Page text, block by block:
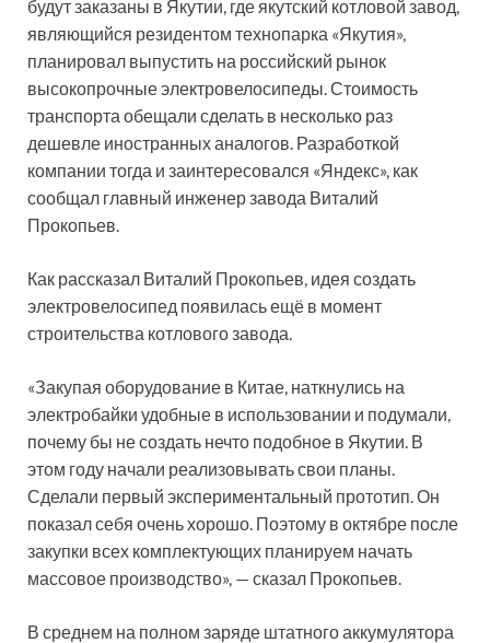
будут заказаны в Якутии, где якутский котловой завод,
являющийся резидентом технопарка «Якутия»,
планировал выпустить на российский рынок
высокопрочные электровелосипеды. Стоимость
транспорта обещали сделать в несколько раз
дешевле иностранных аналогов. Разработкой
компании тогда и заинтересовался «Яндекс», как
сообщал главный инженер завода Виталий
Прокопьев.
Как рассказал Виталий Прокопьев, идея создать
электровелосипед появилась ещё в момент
строительства котлового завода.
«Закупая оборудование в Китае, наткнулись на
электробайки удобные в использовании и подумали,
почему бы не создать нечто подобное в Якутии. В
этом году начали реализовывать свои планы.
Сделали первый экспериментальный прототип. Он
показал себя очень хорошо. Поэтому в октябре после
закупки всех комплектующих планируем начать
массовое производство», — сказал Прокопьев.
В среднем на полном заряде штатного аккумулятора